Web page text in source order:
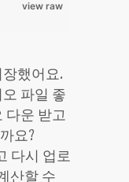
view raw
했어요.
파일 좋
다운 받고
요?
다시 업로
산할 수